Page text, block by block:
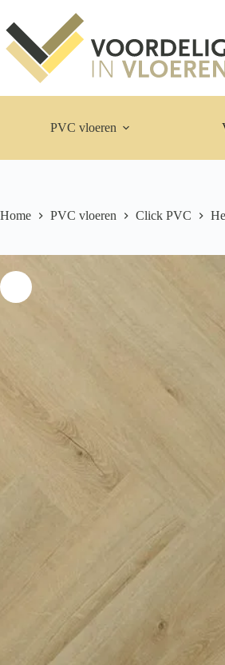
naar
de
inhoud
PVC vloeren
Home PVC vloeren Click PVC